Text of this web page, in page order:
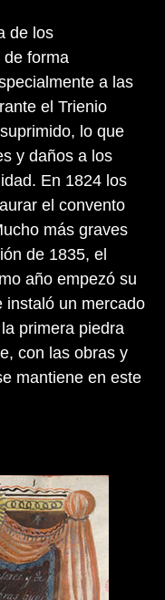
de los
de forma
a las
el Trienio
lo que
y daños a los
En 1824 los
el convento
más graves
de 1835, el
año empezó su
instaló un mercado
primera piedra
con las obras y
mantiene en este